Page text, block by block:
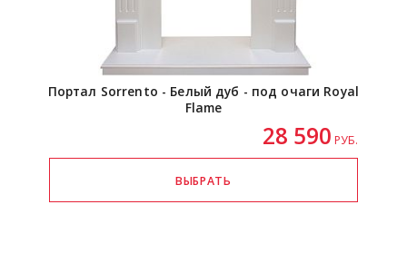
Портал Sorrento - Белый дуб - под очаги Royal
Flame
28 590 РУБ.